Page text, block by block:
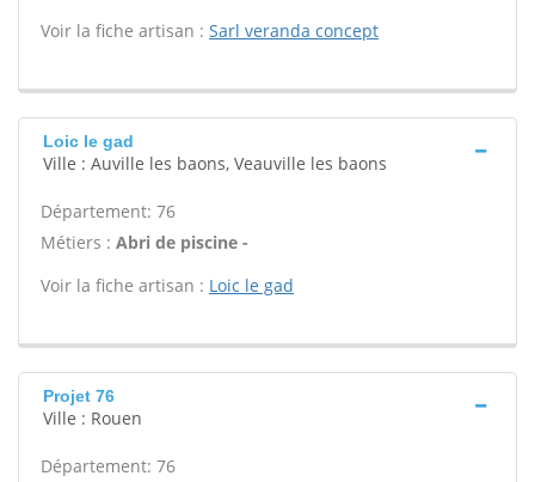
Voir la fiche artisan : Sarl veranda concept
Loic le gad
Ville : Auville les baons, Veauville les baons
Département: 76
Métiers : Abri de piscine -
Voir la fiche artisan : Loic le gad
Projet 76
Ville : Rouen
Département: 76